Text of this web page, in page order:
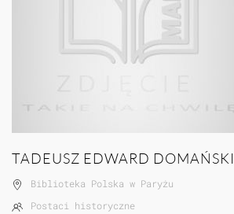
TADEUSZ EDWARD DOMAŃSKI
Biblioteka Polska w Paryżu
Postaci historyczne